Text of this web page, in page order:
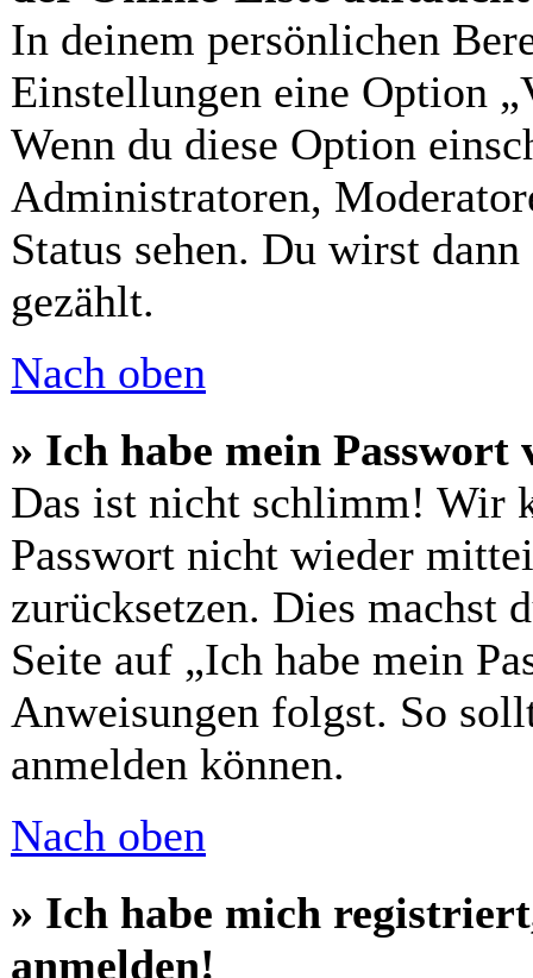
In deinem persönlichen
Einstellungen eine Option
Wenn du diese Option
Administratoren,
Status sehen. Du wirst
gezählt.
Nach oben
» Ich habe mein Passwort
Das ist nicht schlimm! Wir
Passwort nicht wieder
zurücksetzen. Dies machst
Seite auf „Ich habe mein
Anweisungen folgst. So
anmelden können.
Nach oben
» Ich habe mich
anmelden!